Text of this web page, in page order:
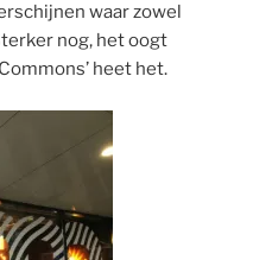
waar zowel
nog, het oogt
heet het.